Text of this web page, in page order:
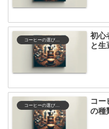
初心
と生
コー
の種